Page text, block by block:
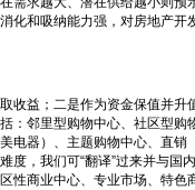
和吸纳能力强，对房地产开
益；二是作为资金保值并升
：邻里型购物中心、社区型购
电器）、主题购物中心、直销
度，我们可“翻译”过来并与国
性商业中心、专业市场、特色